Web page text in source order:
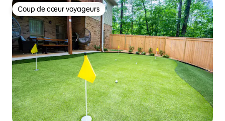
Coup de cœur voyageurs
Coup de cœur voyageurs